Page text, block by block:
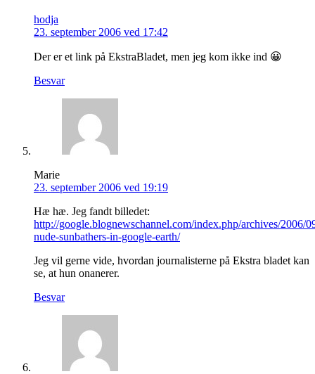
hodja
23. september 2006 ved 17:42
Der er et link på EkstraBladet, men jeg kom ikke ind 😀
Besvar
Marie
23. september 2006 ved 19:19
Hæ hæ. Jeg fandt billedet:
http://google.blognewschannel.com/index.php/archives/2006/
nude-sunbathers-in-google-earth/
Jeg vil gerne vide, hvordan journalisterne på Ekstra bladet kan
se, at hun onanerer.
Besvar